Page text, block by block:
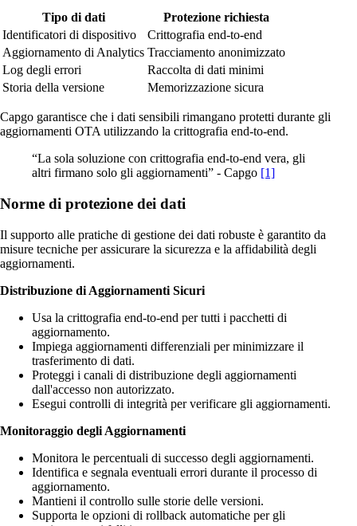
Tipo di dati
Protezione richiesta
Identificatori di dispositivo
Crittografia end-to-end
Aggiornamento di Analytics Tracciamento anonimizzato
Log degli errori
Raccolta di dati minimi
Storia della versione
Memorizzazione sicura
Capgo garantisce che i dati sensibili rimangano protetti durante gli
aggiornamenti OTA utilizzando la crittografia end-to-end.
“La sola soluzione con crittografia end-to-end vera, gli
altri firmano solo gli aggiornamenti” - Capgo [1]
Norme di protezione dei dati
Il supporto alle pratiche di gestione dei dati robuste è garantito da
misure tecniche per assicurare la sicurezza e la affidabilità degli
aggiornamenti.
Distribuzione di Aggiornamenti Sicuri
Usa la crittografia end-to-end per tutti i pacchetti di
aggiornamento.
Impiega aggiornamenti differenziali per minimizzare il
trasferimento di dati.
Proteggi i canali di distribuzione degli aggiornamenti
dall'accesso non autorizzato.
Esegui controlli di integrità per verificare gli aggiornamenti.
Monitoraggio degli Aggiornamenti
Monitora le percentuali di successo degli aggiornamenti.
Identifica e segnala eventuali errori durante il processo di
aggiornamento.
Mantieni il controllo sulle storie delle versioni.
Supporta le opzioni di rollback automatiche per gli